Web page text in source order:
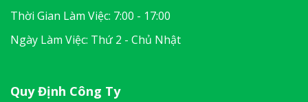
Thời Gian Làm Việc: 7:00 - 17:00
Ngày Làm Việc: Thứ 2 - Chủ Nhật
Quy Định Công Ty